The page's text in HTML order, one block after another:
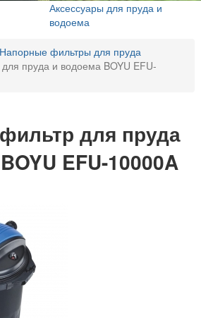
Аксессуары для пруда и
водоема
Напорные фильтры для пруда
пруда и водоема BOYU EFU-
для пруда
EFU-10000A